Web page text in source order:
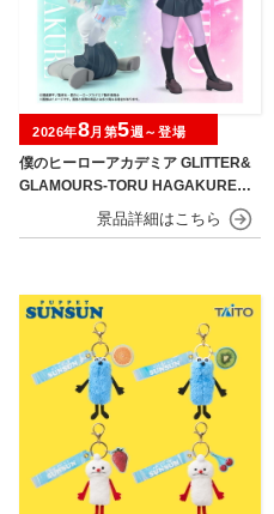
僕のヒーローアカデミア GLITTER&
GLAMOURS-TORU HAGAKURE＆
MINA ASHIDO-
2026年8月第5週～登場